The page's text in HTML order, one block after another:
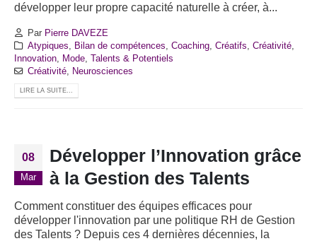
développer leur propre capacité naturelle à créer, à...
Par Pierre DAVEZE
Atypiques, Bilan de compétences, Coaching, Créatifs, Créativité,
Innovation, Mode,
Talents & Potentiels
Créativité, Neurosciences
LIRE LA SUITE...
08
Mar
Développer l’Innovation grâce
à la Gestion des Talents
Comment constituer des équipes efficaces pour
développer l'innovation par une politique RH de Gestion
des Talents ? Depuis ces 4 dernières décennies, la